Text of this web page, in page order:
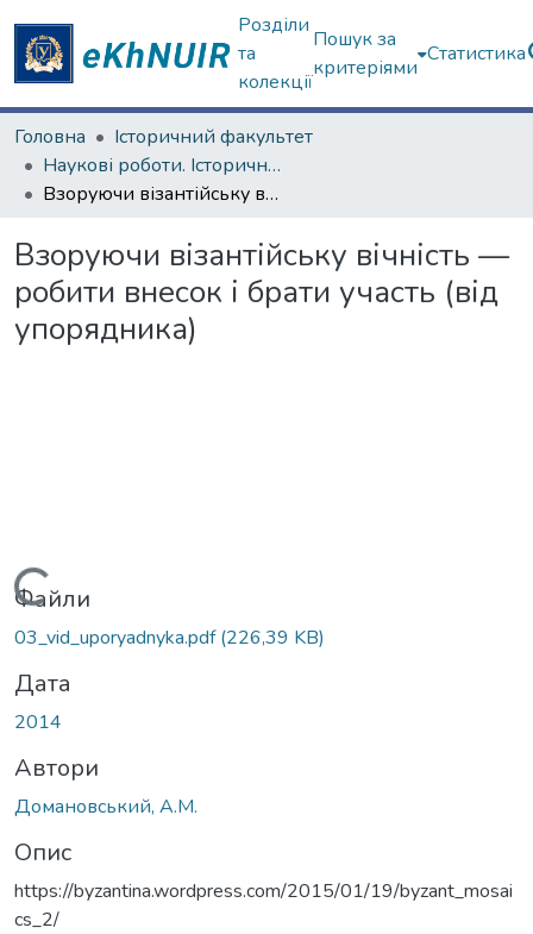
Розділи
та
колекції
Пошук за
критеріями
Статистика
Головна
Історичний факультет
Наукові роботи. Історичний факультет
Взоруючи візантійську вічність — робити внесок і брати участь (від упорядника)
Взоруючи візантійську вічність —
робити внесок і брати участь (від
упорядника)
Вантажиться...
Файли
03_vid_uporyadnyka.pdf(226,39 KB)
Дата
2014
Автори
Домановський, А.М.
Опис
https://byzantina.wordpress.com/2015/01/19/byzant_mosai
cs_2/